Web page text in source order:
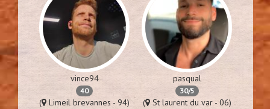
vince94
40
( Limeil brevannes - 94)
pasqual
30/5
( St laurent du var - 06)